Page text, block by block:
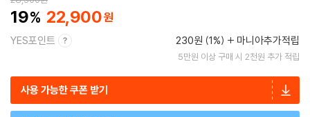
19 22,900
YES포인트 230원 (1%) 마니아추가적립
5만원 이상 구매 시 2천원 추가 적립
사용 가능한 쿠폰 받기